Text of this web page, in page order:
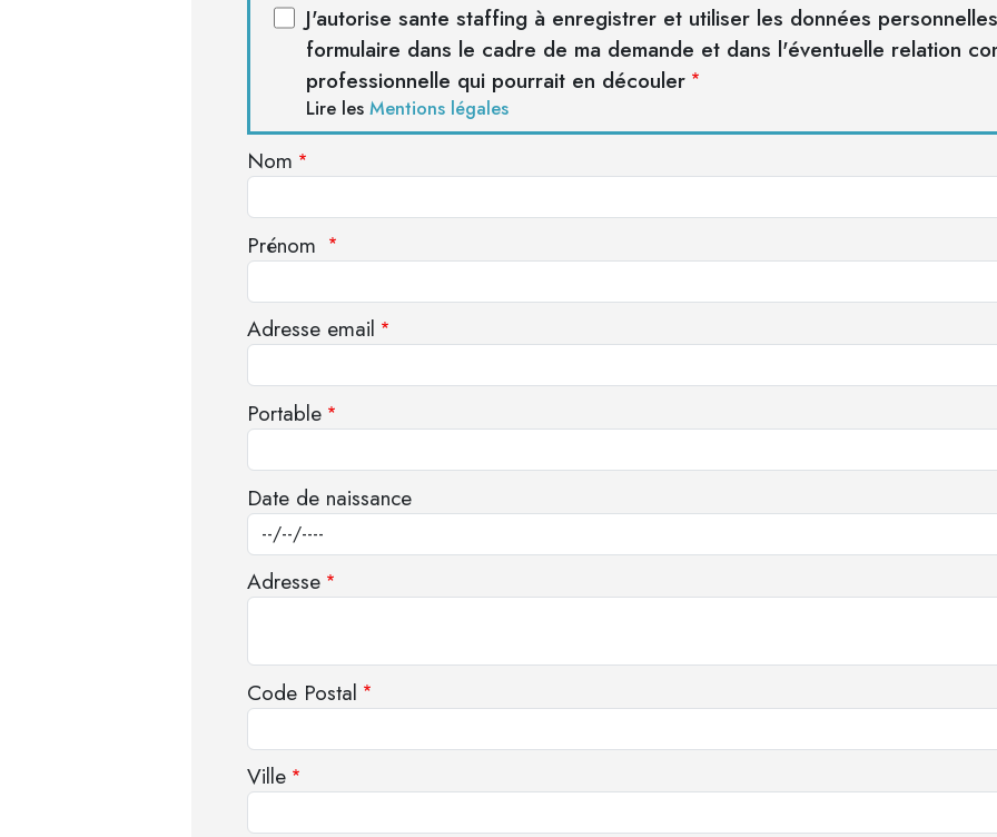
J'autorise sante staffing à enregistrer et utiliser les données
formulaire dans le cadre de ma demande et dans l'éventuelle relation
professionnelle qui pourrait en découler
Lire les Mentions légales
Nom
Prénom
Adresse email
Portable
Date de naissance
Adresse
Code Postal
Ville